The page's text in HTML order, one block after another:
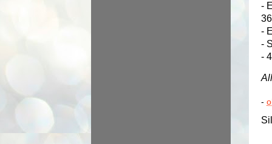
-
-
-
-
-